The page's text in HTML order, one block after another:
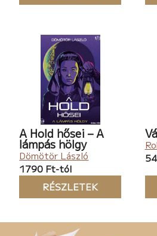
A Hold hősei – A
lámpás hölgy
Dömötör László
1790 Ft-tól
RÉSZLETEK